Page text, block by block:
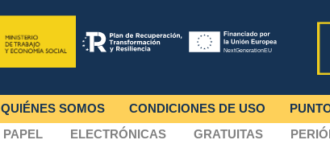
QUIÉNES SOMOS CONDICIONES DE USO
PAPEL
ELECTRÓNICAS GRATUITAS